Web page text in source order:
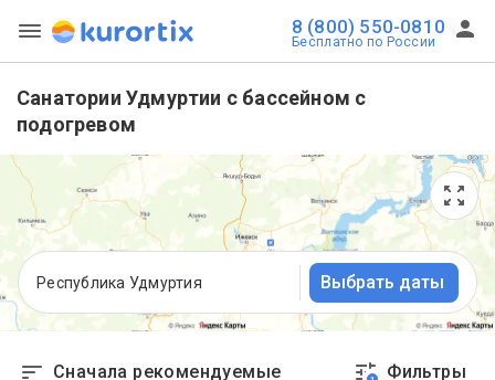
8 (800) 550-0810
Бесплатно по России
Санатории Удмуртии с бассейном с
подогревом
Республика Удмуртия Выбрать даты
Сначала рекомендуемые Фильтры